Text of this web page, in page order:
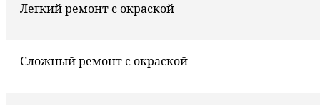
Легкий ремонт с окраской
Сложный ремонт с окраской